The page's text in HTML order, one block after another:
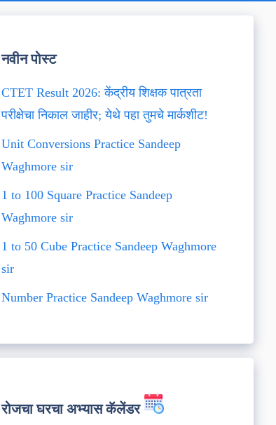
नवीन पोस्ट
CTET Result 2026: केंद्रीय शिक्षक पात्रता
परीक्षेचा निकाल जाहीर; येथे पहा तुमचे मार्कशीट!
Unit Conversions Practice Sandeep
Waghmore sir
1 to 100 Square Practice Sandeep
Waghmore sir
1 to 50 Cube Practice Sandeep Waghmore
sir
Number Practice Sandeep Waghmore sir
रोजचा घरचा अभ्यास कॅलेंडर